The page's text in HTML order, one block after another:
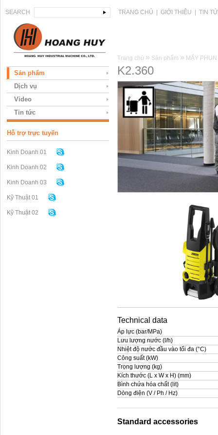
SEARCH TRANG CHỦ GIỚI THIỆU TIN
Trang chủ » Sản phẩm » MÁY
K2.360
Sản phẩm
Dịch vụ
Video
Tin tức
Hỗ trợ trực tuyến
Kinh Doanh 01
Kinh Doanh 02
Kinh Doanh 03
Kỹ Thuật 01
Kỹ Thuật 02
Technical data
Áp lực (bar/MPa)
Lưu lượng nước (l/h)
Nhiệt độ nước đầu vào tối đa (°C)
Công suất (kW)
Trọng lượng (kg)
Kích thước (L x W x H) (mm)
Bình chứa hóa chất (lit)
Dòng điện (V / Ph / Hz)
Standard accessories